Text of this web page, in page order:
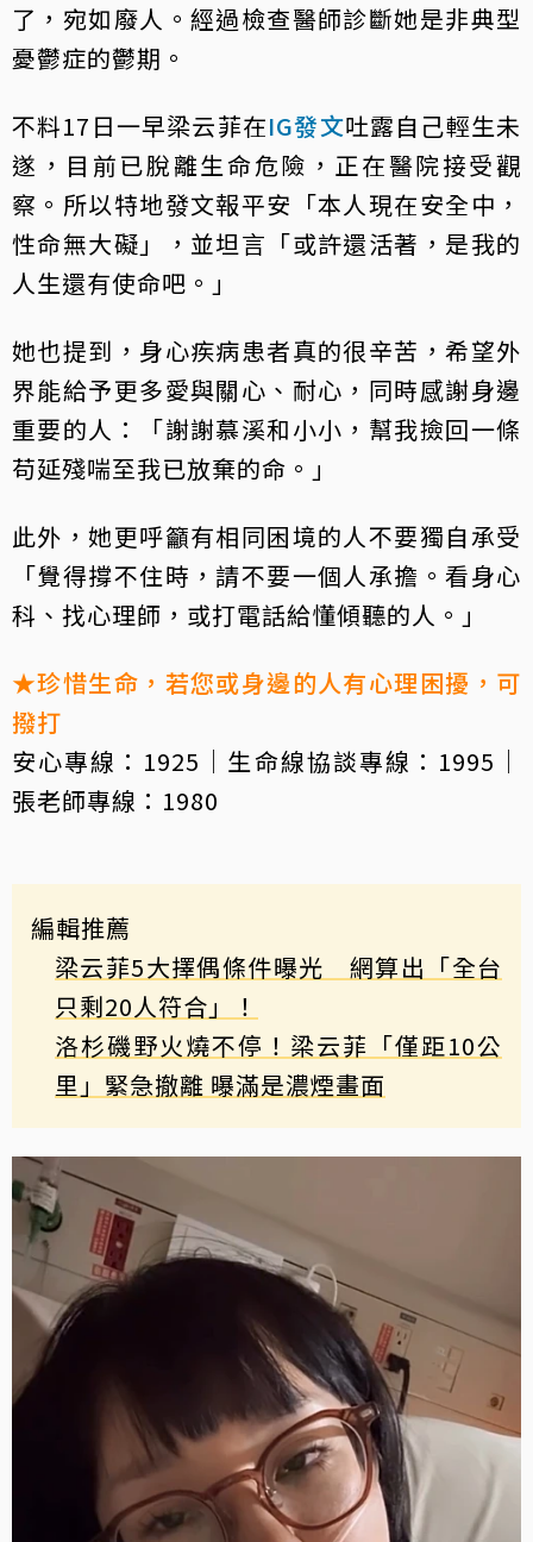
了，宛如廢人。經過檢查醫師診斷她是非典型
憂鬱症的鬱期。
不料17日一早梁云菲在IG發文吐露自己輕生未
遂，目前已脫離生命危險，正在醫院接受觀
察。所以特地發文報平安「本人現在安全中，
性命無大礙」，並坦言「或許還活著，是我的
人生還有使命吧。」
她也提到，身心疾病患者真的很辛苦，希望外
界能給予更多愛與關心、耐心，同時感謝身邊
重要的人：「謝謝慕溪和小小，幫我撿回一條
苟延殘喘至我已放棄的命。」
此外，她更呼籲有相同困境的人不要獨自承受
「覺得撐不住時，請不要一個人承擔。看身心
科、找心理師，或打電話給懂傾聽的人。」
★珍惜生命，若您或身邊的人有心理困擾，可
撥打
安心專線：1925｜生命線協談專線：1995｜
張老師專線：1980
編輯推薦
梁云菲5大擇偶條件曝光 網算出「全台
只剩20人符合」！
洛杉磯野火燒不停！梁云菲「僅距10公
里」緊急撤離 曝滿是濃煙畫面